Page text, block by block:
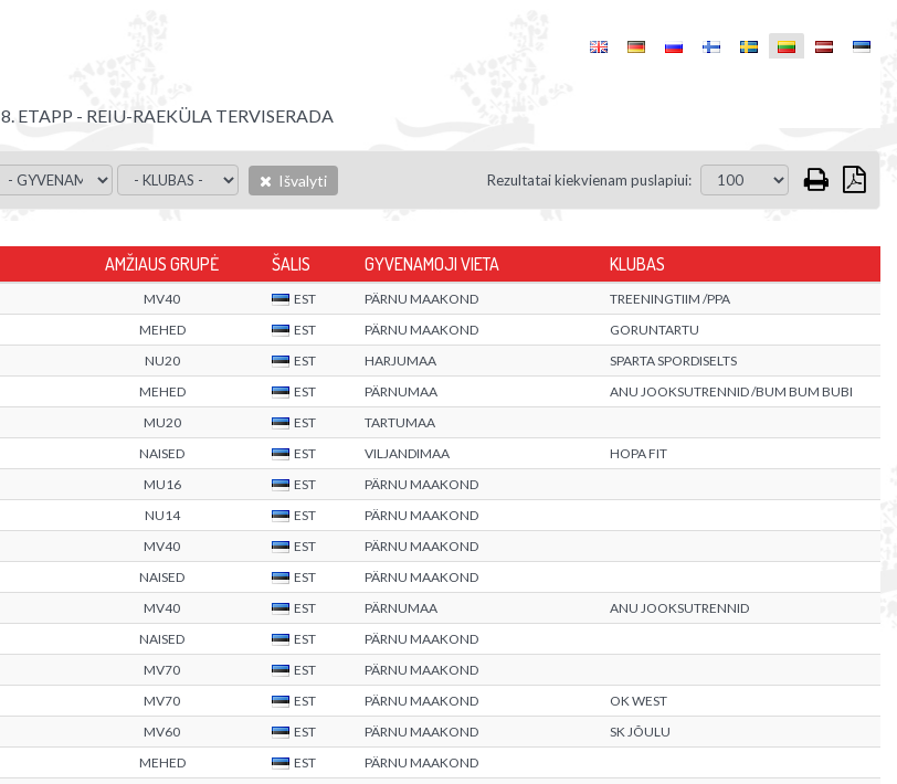
8. ETAPP - REIU-RAEKÜLA TERVISERADA
Išvalyti Rezultatai kiekvienam puslapiui:
AMŽIAUS GRUPĖ ŠALIS GYVENAMOJI VIETA KLUBAS
MV40 EST PÄRNU MAAKOND
TREENINGTIIM /PPA
MEHED EST PÄRNU MAAKOND
GORUNTARTU
NU20 EST HARJUMAA
SPARTA SPORDISELTS
MEHED EST PÄRNUMAA
ANU JOOKSUTRENNID /BUM BUM BUBI
MU20 EST
TARTUMAA
NAISED EST VILJANDIMAA
HOPA FIT
MU16 EST
PÄRNU MAAKOND
NU14 EST
PÄRNU MAAKOND
MV40 EST
PÄRNU MAAKOND
NAISED EST
PÄRNU MAAKOND
MV40 EST PÄRNUMAA
ANU JOOKSUTRENNID
NAISED EST
PÄRNU MAAKOND
MV70 EST
PÄRNU MAAKOND
MV70 EST PÄRNU MAAKOND
OK WEST
MV60 EST PÄRNU MAAKOND
SK JÕULU
MEHED EST
PÄRNU MAAKOND